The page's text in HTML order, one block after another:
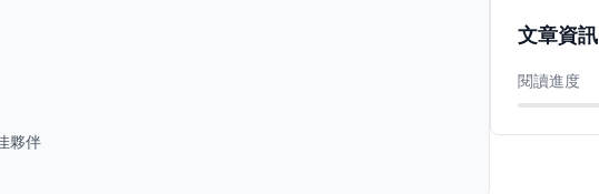
夥伴
文章資訊
閱讀進度